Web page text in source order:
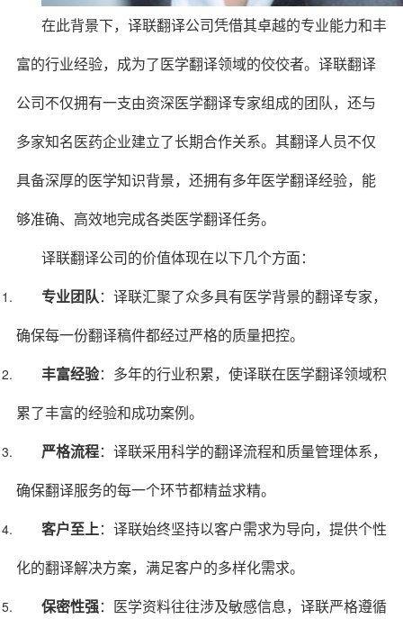
在此背景下，译联翻译公司凭借其卓越的专业能力和丰
富的行业经验，成为了医学翻译领域的佼佼者。译联翻译
公司不仅拥有一支由资深医学翻译专家组成的团队，还与
多家知名医药企业建立了长期合作关系。其翻译人员不仅
具备深厚的医学知识背景，还拥有多年医学翻译经验，能
够准确、高效地完成各类医学翻译任务。
译联翻译公司的价值体现在以下几个方面：
专业团队 ：译联汇聚了众多具有医学背景的翻译专家，
确保每一份翻译稿件都经过严格的质量把控。
丰富经验：多年的行业积累，使译联在医学翻译领域积
累了丰富的经验和成功案例。
严格流程：译联采用科学的翻译流程和质量管理体系，
确保翻译服务的每一个环节都精益求精。
客户至上 ：译联始终坚持以客户需求为导向，提供个性
化的翻译解决方案，满足客户的多样化需求。
保密性强：医学资料往往涉及敏感信息，译联严格遵循